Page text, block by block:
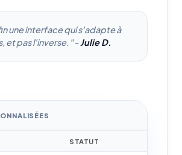
une interface qui s'adapte à
et pas l'inverse." - Julie D.
STATUT